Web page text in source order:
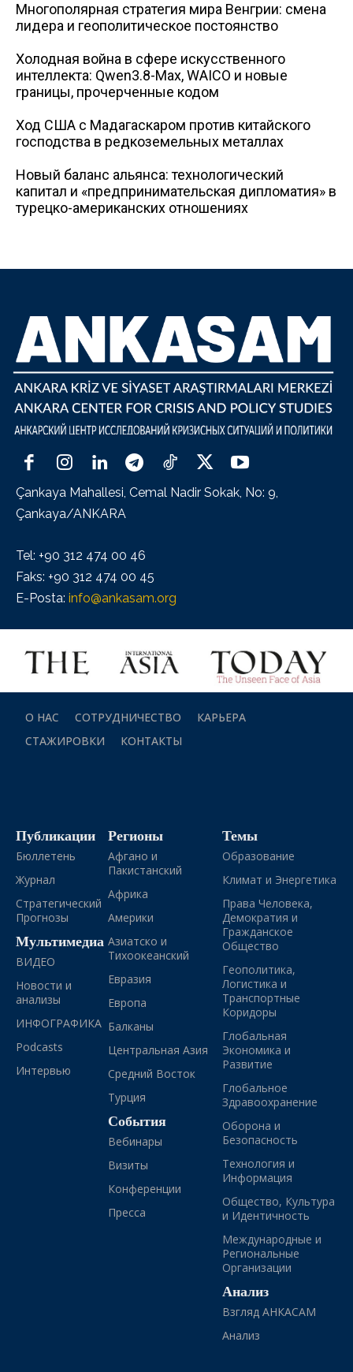
Многополярная стратегия мира Венгрии: смена
лидера и геополитическое постоянство
Холодная война в сфере искусственного
интеллекта: Qwen3.8-Max, WAICO и новые
границы, прочерченные кодом
Ход США с Мадагаскаром против китайского
господства в редкоземельных металлах
Новый баланс альянса: технологический
капитал и «предпринимательская дипломатия» в
турецко-американских отношениях
Çankaya Mahallesi, Cemal Nadir Sokak, No: 9,
Çankaya/ANKARA
Tel: +90 312 474 00 46
Faks: +90 312 474 00 45
E-Posta: info@ankasam.org
О НАС СОТРУДНИЧЕСТВО
КАРЬЕРА
СТАЖИРОВКИ
КОНТАКТЫ
Публикации
Бюллетень
Журнал
Стратегический
Прогнозы
Мультимедиа
ВИДЕО
Новости и
анализы
ИНФОГРАФИКА
Podcasts
Интервью
Регионы
Афгано и
Пакистанский
Африка
Америки
Азиатско и
Тихоокеанский
Евразия
Европа
Балканы
Центральная Азия
Средний Восток
Турция
События
Вебинары
Визиты
Конференции
Пресса
Темы
Образование
Климат и Энергетика
Права Человека,
Демократия и
Гражданское
Общество
Геополитика,
Логистика и
Транспортные
Коридоры
Глобальная
Экономика и
Развитие
Глобальное
Здравоохранение
Оборона и
Безопасность
Технология и
Информация
Общество, Культура
и Идентичность
Международные и
Региональные
Организации
Анализ
Взгляд АНКАСАМ
Анализ